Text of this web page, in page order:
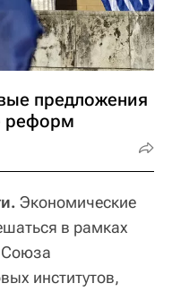
предложения
реформ
Экономические
в рамках
Союза
институтов,